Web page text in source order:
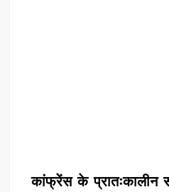
कांफ्रेंस के प्रातःकालीन